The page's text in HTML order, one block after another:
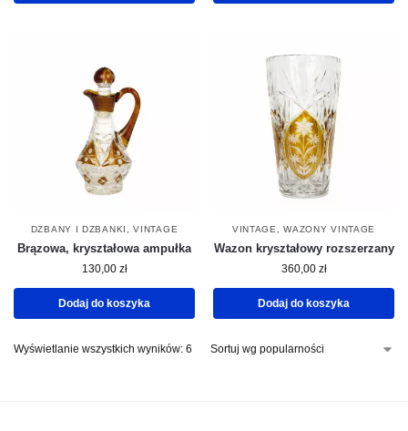
DZBANY I DZBANKI ,VINTAGE
Brązowa, kryształowa ampułka
130,00 zł
Dodaj do koszyka
VINTAGE ,WAZONY VINTAGE
Wazon kryształowy rozszerzany
360,00 zł
Dodaj do koszyka
Wyświetlanie wszystkich wyników: 6